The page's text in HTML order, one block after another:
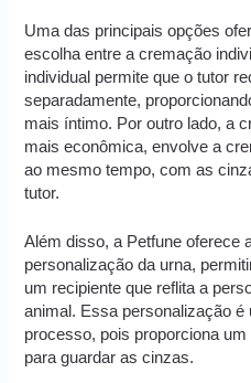
Uma das principais opções
escolha entre a cremação
individual permite que o tutor
separadamente,
mais íntimo. Por outro lado, a
mais econômica, envolve a
ao mesmo tempo, com as
tutor.
Além disso, a Petfune oferece
personalização da urna,
um recipiente que reflita a
animal. Essa personalização é
processo, pois proporciona
para guardar as cinzas.